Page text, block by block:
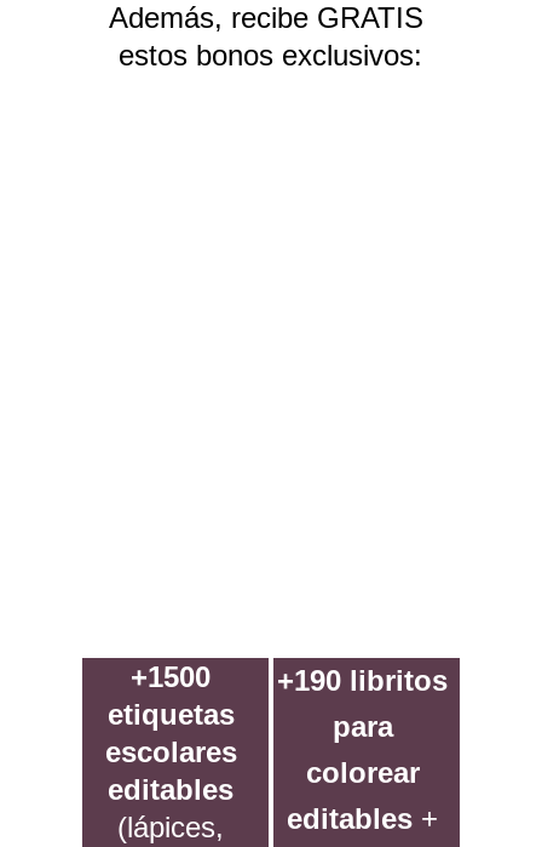
+1500
etiquetas
escolares
editables
(lápices,
Además, recibe GRATIS
estos bonos exclusivos:
+190 libritos
para
colorear
editables +